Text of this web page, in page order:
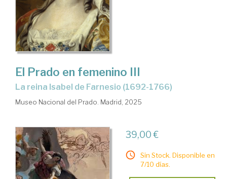
El Prado en femenino III
La reina Isabel de Farnesio (1692-1766)
Museo Nacional del Prado. Madrid, 2025
39,00 €
Sin Stock. Disponible en
7/10 días.